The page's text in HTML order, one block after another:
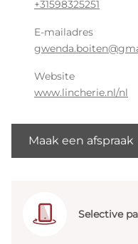
+31598325251
E-mailadres
Website
www.lincherie.nl/nl
Maak een afspraak
Selective